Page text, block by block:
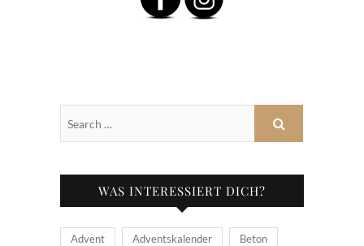
WAS INTERESSIERT DICH?
Advent Adventskalender Beton